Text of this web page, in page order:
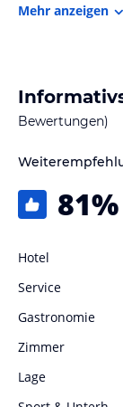
Mehr anzeigen
Bewertungen)
81%
Hotel
Service
Gastronomie
Zimmer
Lage